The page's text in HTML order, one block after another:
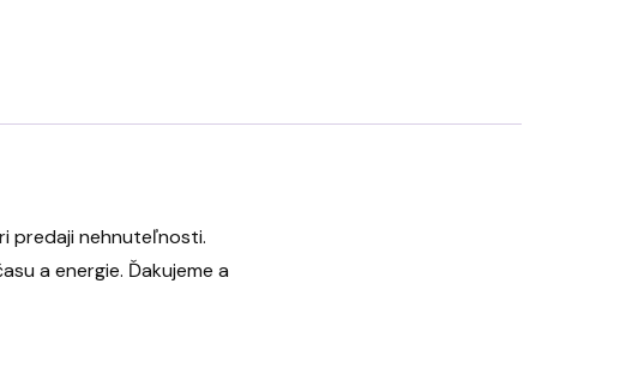
predaji nehnuteľnosti.
a energie. Ďakujeme a